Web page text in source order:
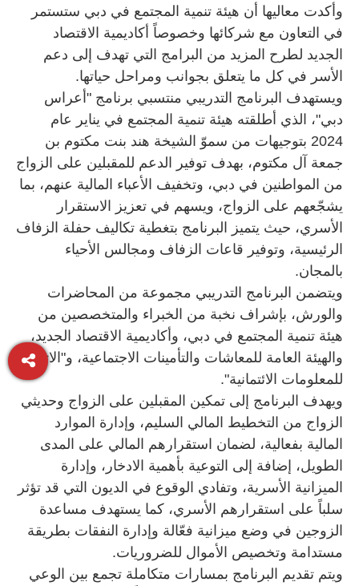
وأكدت معاليها أن هيئة تنمية المجتمع في دبي ستستمر
في التعاون مع شركائها وخصوصاً أكاديمية الاقتصاد
الجديد لطرح المزيد من البرامج التي تهدف إلى دعم
الأسر في كل ما يتعلق بجوانب ومراحل حياتها.
ويستهدف البرنامج التدريبي منتسبي برنامج "أعراس
دبي"، الذي أطلقته هيئة تنمية المجتمع في يناير عام
2024 بتوجيهات من سموّ الشيخة هند بنت مكتوم بن
جمعة آل مكتوم، بهدف توفير الدعم للمقبلين على الزواج
من المواطنين في دبي، وتخفيف الأعباء المالية عنهم، بما
يشجّعهم على الزواج، ويسهم في تعزيز الاستقرار
الأسري، حيث يتميز البرنامج بتغطية تكاليف حفلة الزفاف
الرئيسية، وتوفير قاعات الزفاف ومجالس الأحياء
بالمجان.
ويتضمن البرنامج التدريبي مجموعة من المحاضرات
والورش، بإشراف نخبة من الخبراء والمتخصصين من
هيئة تنمية المجتمع في دبي، وأكاديمية الاقتصاد الجديد،
والهيئة العامة للمعاشات والتأمينات الاجتماعية، و"الاتحاد
للمعلومات الائتمانية".
ويهدف البرنامج إلى تمكين المقبلين على الزواج وحديثي
الزواج من التخطيط المالي السليم، وإدارة الموارد
المالية بفعالية، لضمان استقرارهم المالي على المدى
الطويل، إضافة إلى التوعية بأهمية الادخار، وإدارة
الميزانية الأسرية، وتفادي الوقوع في الديون التي قد تؤثر
سلباً على استقرارهم الأسري، كما يستهدف مساعدة
الزوجين في وضع ميزانية فعّالة وإدارة النفقات بطريقة
مستدامة وتخصيص الأموال للضروريات.
ويتم تقديم البرنامج بمسارات متكاملة تجمع بين الوعي